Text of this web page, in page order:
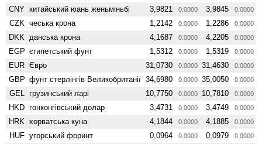
CNY китайський юань женьмiньбi 3,9821 0.0000 3,9845 0.0000
CZK чеська крона 1,2142 0.0000 1,2286 0.0000
DKK данська крона 4,1687 0.0000 4,2205 0.0000
EGP єгипетський фунт 1,5312 0.0000 1,5319 0.0000
EUR Євро 31,0730 0.0000 31,4630 0.0000
GBP фунт стерлінгів Велико­британії 34,6980 0.0000 35,0050 0.0000
GEL грузинський ларі 10,7750 0.0000 10,7810 0.0000
HKD гонконгівський долар 3,4731 0.0000 3,4749 0.0000
HRK хорватська куна 4,1844 0.0000 4,1885 0.0000
HUF угорський форинт 0,0964 0.0000 0,0979 0.0000